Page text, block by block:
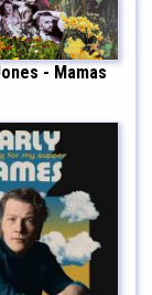
- Mamas